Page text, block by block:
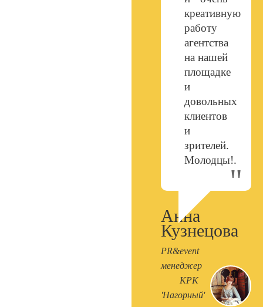
креативную
работу
агентства
на нашей
площадке
и
довольных
клиентов
и
зрителей.
Молодцы!.
Анна
Кузнецова
PR&event
менеджер
КРК
'Нагорный'